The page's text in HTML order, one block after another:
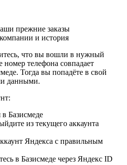
прежние заказы
и история
что вы вошли в нужный
номер телефона совпадает
Тогда вы попадёте в свой
данными.
Базисмеде
из текущего аккаунта
Яндекса с правильным
в Базисмеде через Яндекс ID